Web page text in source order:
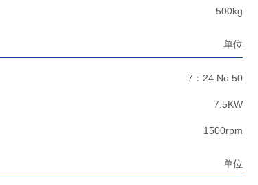
500kg
单位
7：24 No.50
7.5KW
1500rpm
单位